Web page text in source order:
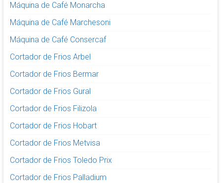
Máquina de Café Monarcha
Máquina de Café Marchesoni
Máquina de Café Consercaf
Cortador de Frios Arbel
Cortador de Frios Bermar
Cortador de Frios Gural
Cortador de Frios Filizola
Cortador de Frios Hobart
Cortador de Frios Metvisa
Cortador de Frios Toledo Prix
Cortador de Frios Palladium